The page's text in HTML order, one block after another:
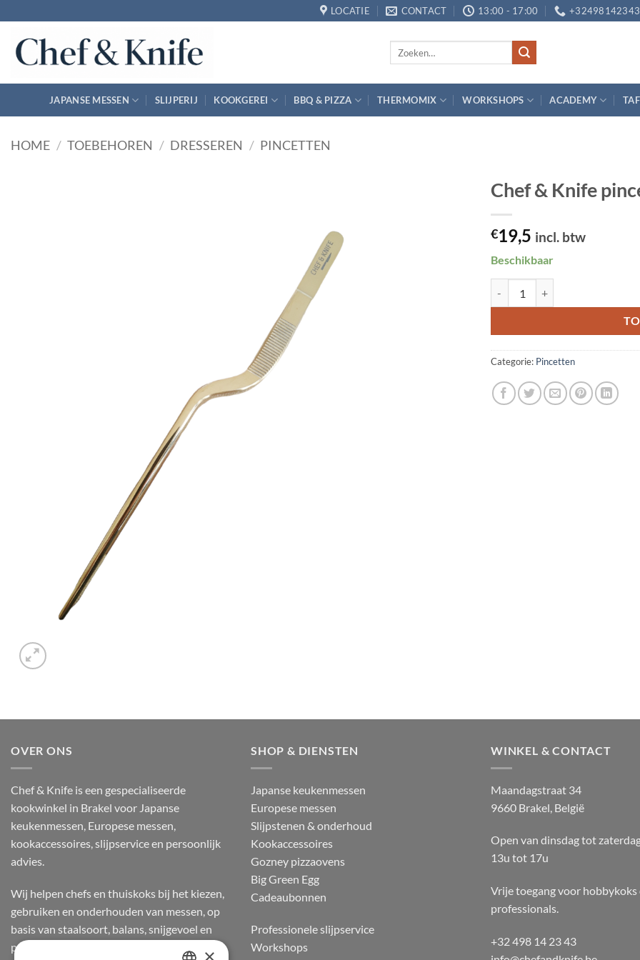
naar
inhoud
LOCATIE CONTACT 13:00 - 17:00 +32498142343
JAPANSE MESSEN SLIJPERIJ KOOKGEREI BBQ & PIZZA THERMOMIX WORKSHOPS ACADEMY
HOME / TOEBEHOREN / DRESSEREN / PINCETTEN
verlanglijst
Chef & Knife
€19,5 incl. btw
Beschikbaar
Categorie: Pincetten
OVER ONS
Chef & Knife is een gespecialiseerde
kookwinkel in Brakel voor Japanse
keukenmessen, Europese messen,
kookaccessoires, slijpservice en persoonlijk
advies.
Wij helpen chefs en thuiskoks bij het kiezen,
gebruiken en onderhouden van messen, op
basis van staalsoort, balans, snijgevoel en
praktijkervaring.
SHOP & DIENSTEN
Japanse keukenmessen
Europese messen
Slijpstenen & onderhoud
Kookaccessoires
Gozney pizzaovens
Big Green Egg
Cadeaubonnen
Professionele slijpservice
Workshops
WINKEL & CONTACT
Maandagstraat 34
9660 Brakel, België
Open van dinsdag tot
13u tot 17u
Vrije toegang voor hobbykoks
professionals.
+32 498 14 23 43